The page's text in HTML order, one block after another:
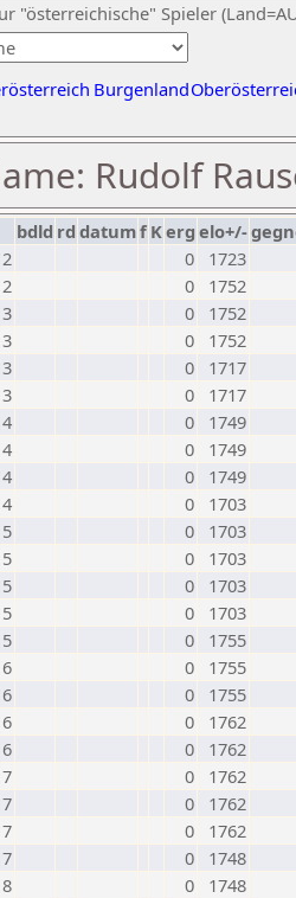
"österreichische" Spieler
Burgenland
Rudolf
bdld rd datumf Kerg elo+/-
0
1723
0
1752
0
1752
0
1752
0
1717
0
1717
0
1749
0
1749
0
1749
0
1703
0
1703
0
1703
0
1703
0
1703
0
1755
0
1755
0
1755
0
1762
0
1762
0
1762
0
1762
0
1762
0
1748
0
1748